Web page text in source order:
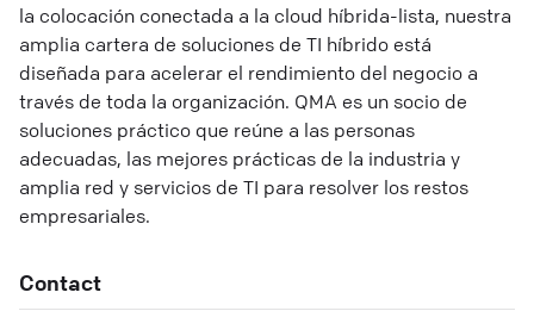
la colocación conectada a la cloud híbrida-lista, nuestra
amplia cartera de soluciones de TI híbrido está
diseñada para acelerar el rendimiento del negocio a
través de toda la organización. QMA es un socio de
soluciones práctico que reúne a las personas
adecuadas, las mejores prácticas de la industria y
amplia red y servicios de TI para resolver los restos
empresariales.
Contact